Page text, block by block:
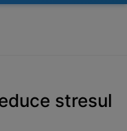
stresul